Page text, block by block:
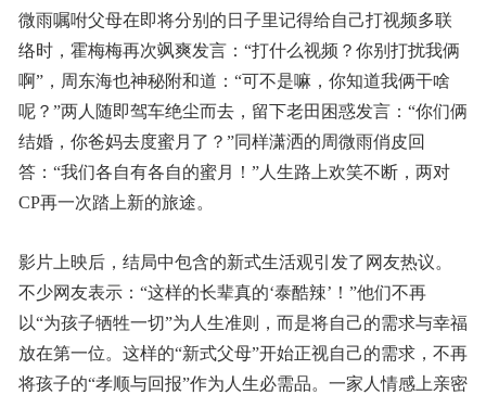
微雨嘱咐父母在即将分别的日子里记得给自己打视频多联
络时，霍梅梅再次飒爽发言：“打什么视频？你别打扰我俩
啊”，周东海也神秘附和道：“可不是嘛，你知道我俩干啥
呢？”两人随即驾车绝尘而去，留下老田困惑发言：“你们俩
结婚，你爸妈去度蜜月了？”同样潇洒的周微雨俏皮回
答：“我们各自有各自的蜜月！”人生路上欢笑不断，两对
CP再一次踏上新的旅途。
影片上映后，结局中包含的新式生活观引发了网友热议。
不少网友表示：“这样的长辈真的‘泰酷辣’！”他们不再
以“为孩子牺牲一切”为人生准则，而是将自己的需求与幸福
放在第一位。这样的“新式父母”开始正视自己的需求，不再
将孩子的“孝顺与回报”作为人生必需品。一家人情感上亲密